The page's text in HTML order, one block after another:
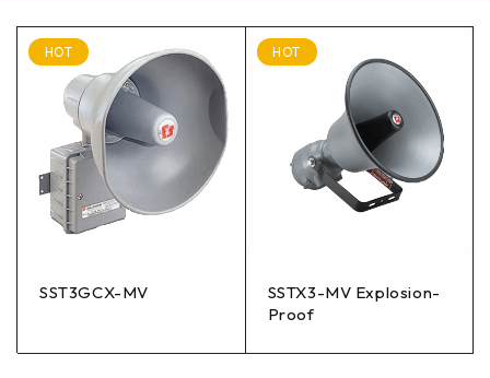
HOT
SST3GCX-MV
HOT
SSTX3-MV Explosion-
Proof